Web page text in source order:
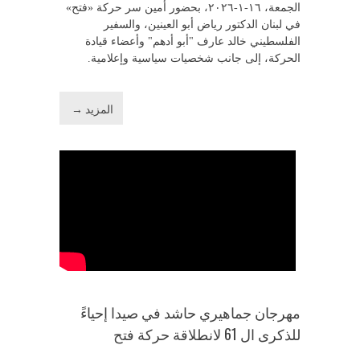
الجمعة، ١٦-١-٢٠٢٦، بحضور أمين سر حركة «فتح»
في لبنان الدكتور رياض أبو العينين، والسفير
الفلسطيني خالد عارف "أبو أدهم" وأعضاء قيادة
الحركة، إلى جانب شخصيات سياسية وإعلامية.
المزيد →
مهرجان جماهيري حاشد في صيدا إحياءً
للذكرى ال 61 لانطلاقة حركة فتح